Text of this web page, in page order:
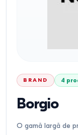
BRAND 4
Borgio
O gamă largă de